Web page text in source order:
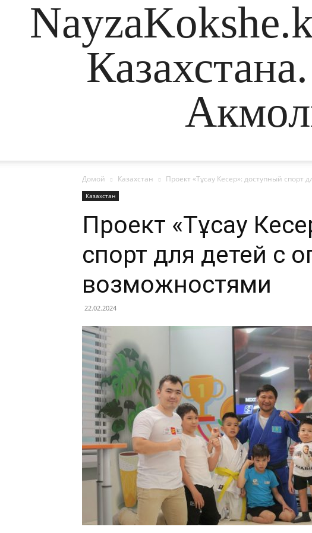
Домой Казахстан Проект «Тұсау Кесер»: доступный
Казахстан
Проект «Тұсау
спорт для детей с
возможностями
22.02.2024